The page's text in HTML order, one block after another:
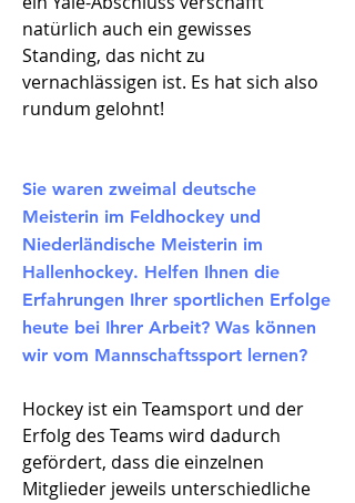
natürlich auch ein gewisses
Standing, das nicht zu
vernachlässigen ist. Es hat sich also
rundum gelohnt!
Sie waren zweimal deutsche
Meisterin im Feldhockey und
Niederländische Meisterin im
Hallenhockey. Helfen Ihnen die
Erfahrungen Ihrer sportlichen Erfolge
heute bei Ihrer Arbeit? Was können
wir vom Mannschaftssport lernen?
Hockey ist ein Teamsport und der
Erfolg des Teams wird dadurch
gefördert, dass die einzelnen
Mitglieder jeweils unterschiedliche